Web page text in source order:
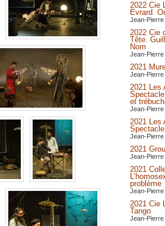
2022 Cie
Evrard.
Jean-
2022 Cie
Tête.
Nom
Jean-
2021
Jean-
2021 Les
et
Jean-
2021 Les
Jean-
2021
Jean-
2021
problème
Jean-
2021 Cie
Tango
Jean-